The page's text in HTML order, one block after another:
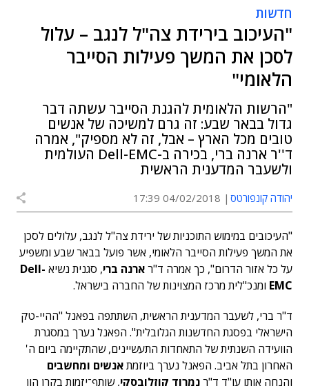
חדשות
"העיכוב בירידת צה"ל לנגב – עלול
לסכן את המשך פעילות הסייבר
הלאומי"
"הרשות הלאומית להגנת הסייבר עשתה דבר
גדול בבאר שבע: זה גרם למשיכה של אנשים
טובים מכל הארץ – אבל, זה לא מספיק", אמרה
ד''ר ארנה ברי, בכירה ב-Dell-EMC העולמית
ולשעבר המדענית הראשית
יהודה קונפורטס 04/02/2018 17:39
"העיכובים במימוש התוכניות של ירידת צה"ל לנגב, עלולים לסכן
את המשך פעילות הסייבר הלאומי, אשר פועל בבאר שבע ומשפיע
על כל אזור הדרום", כך אמרה ד"רארנה ברי, סגנית נשיא Dell-
EMC ומנכ"לית מרכז המצוינות של החברה בישראל.
ד"ר ברי, לשעבר המדענית הראשית, השתתפה בפאנל "ההיי-טק
הישראלי בפסגת החדשנות הגלובלית". הפאנל נערך במסגרת
הוועידה השנתית של התאחדות התעשיינים, שהתקיימה ביום ה'
האחרון בתל אביב. הפאנל נערך ביוזמתאנשים ומחשבים
והנחה אותו עו"ד ד"רנמרוד קוזלובסקי, שותף־יזמות בקרן הון